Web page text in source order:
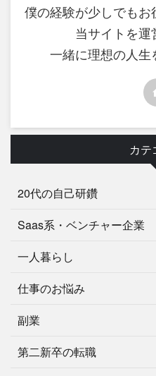
僕の経験が少しでも
当サイトを運
一緒に理想の人生
カテ
20代の自己研鑽
Saas系・ベンチャー企業
一人暮らし
仕事のお悩み
副業
第二新卒の転職